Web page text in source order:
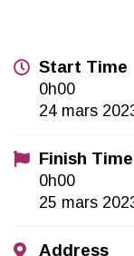
Start Time
0h00
24 mars
Finish Time
0h00
25 mars
Address